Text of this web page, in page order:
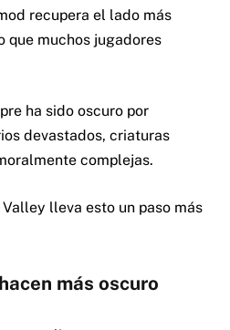
recupera el lado más
que muchos jugadores
ha sido oscuro por
devastados, criaturas
complejas.
lleva esto un paso más
más oscuro